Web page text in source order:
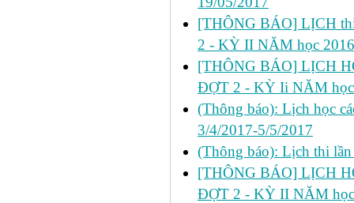
[THÔNG BÁO] LỊCH
2 - KỲ II NĂM học
[THÔNG BÁO] LỊCH
ĐỢT 2 - KỲ Ii NĂM
(Thông báo): Lịch học
3/4/2017-5/5/2017
(Thông báo): Lịch thi
[THÔNG BÁO] LỊCH
ĐỢT 2 - KỲ II NĂM